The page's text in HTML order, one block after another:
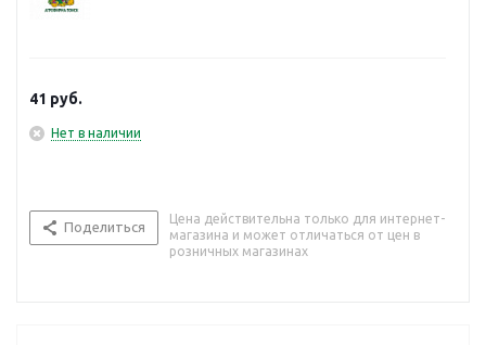
41 руб.
Нет в наличии
Поделиться
Цена действительна только для интернет-
магазина и может отличаться от цен в
розничных магазинах